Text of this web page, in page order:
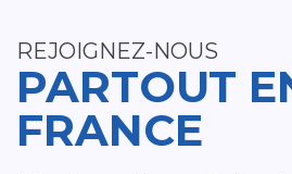
REJOIGNEZ-NOUS
PARTOUT
FRANCE